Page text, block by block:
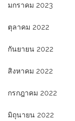
มกราคม 2023
ตุลาคม 2022
กันยายน 2022
สิงหาคม 2022
กรกฎาคม 2022
มิถุนายน 2022